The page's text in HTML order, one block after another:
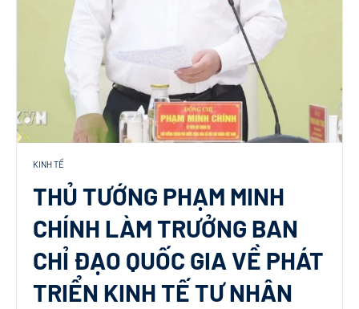
KINH TẾ
THỦ TƯỚNG PHẠM MINH
CHÍNH LÀM TRƯỞNG BAN
CHỈ ĐẠO QUỐC GIA VỀ PHÁT
TRIỂN KINH TẾ TƯ NHÂN